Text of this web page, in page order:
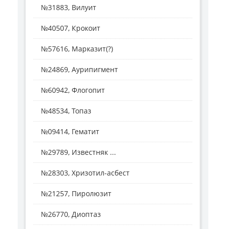
№31883, Вилуит
№40507, Крокоит
№57616, Марказит(?)
№24869, Аурипигмент
№60942, Флогопит
№48534, Топаз
№09414, Гематит
№29789, Известняк ...
№28303, Хризотил-асбест
№21257, Пиролюзит
№26770, Диоптаз